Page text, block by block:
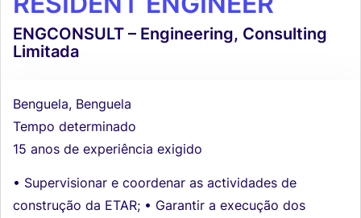
ENGCONSULT – Engineering, Consulting
Limitada
Benguela, Benguela
Tempo determinado
15 anos de experiência exigido
• Supervisionar e coordenar as actividades de
construção da ETAR; • Garantir a execução dos